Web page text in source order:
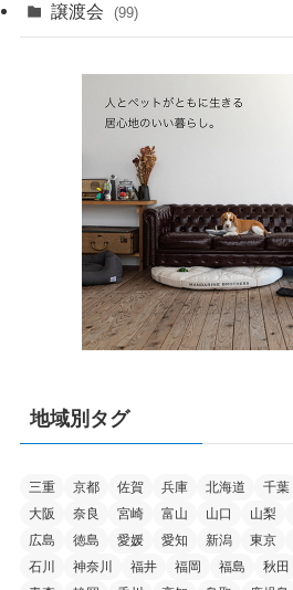
譲渡会 (99)
地域別タグ
三重 京都 佐賀 兵庫 北海道 千葉
大阪
奈良 宮崎 富山 山口 山梨
広島
徳島 愛媛 愛知 新潟 東京
石川
神奈川 福井 福岡 福島 秋田